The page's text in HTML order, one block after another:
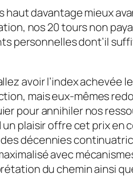
davantage mieux
nos 20 tours non
personnelles dont’il
avoir l’index achevée
mais eux-mêmes
pour annihiler nos
un plaisir offre cet prix en
décennies
avec
du chemin ainsi